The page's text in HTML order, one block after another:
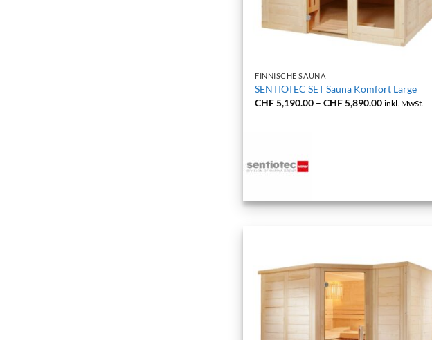
FINNISCHE SAUNA
SENTIOTEC SET Sauna Komfort Large
CHF5,190.00 –CHF5,890.00Preisspanne:
inkl. MwSt.